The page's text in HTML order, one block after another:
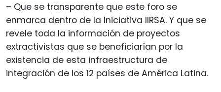
– Que se transparente que este foro se
enmarca dentro de la Iniciativa IIRSA. Y que se
revele toda la información de proyectos
extractivistas que se beneficiarían por la
existencia de esta infraestructura de
integración de los 12 países de América Latina.